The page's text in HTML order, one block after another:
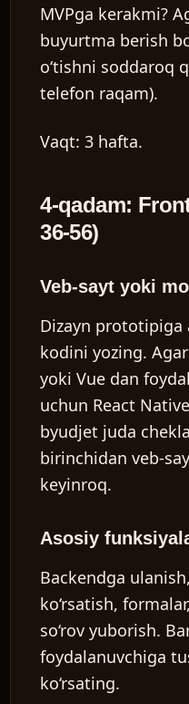
MVPga kerakmi?
buyurtma berish
o‘tishni soddaroq
telefon raqam).
Vaqt: 3 hafta.
4-qadam:
36-56)
Veb-sayt yoki
Dizayn
kodini yozing.
yoki Vue dan
uchun React
byudjet juda
birinchidan veb-
keyinroq.
Asosiy
Backendga
ko‘rsatish,
so‘rov yuborish.
foydalanuvchiga
ko‘rsating.